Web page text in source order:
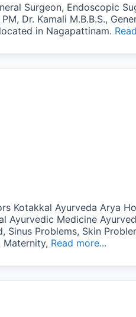
Surgeon, Endoscopic
Dr. Kamali M.B.B.S.,
in Nagapattinam.
Kotakkal Ayurveda Arya
Ayurvedic Medicine
Sinus Problems, Skin
Maternity, Read more...